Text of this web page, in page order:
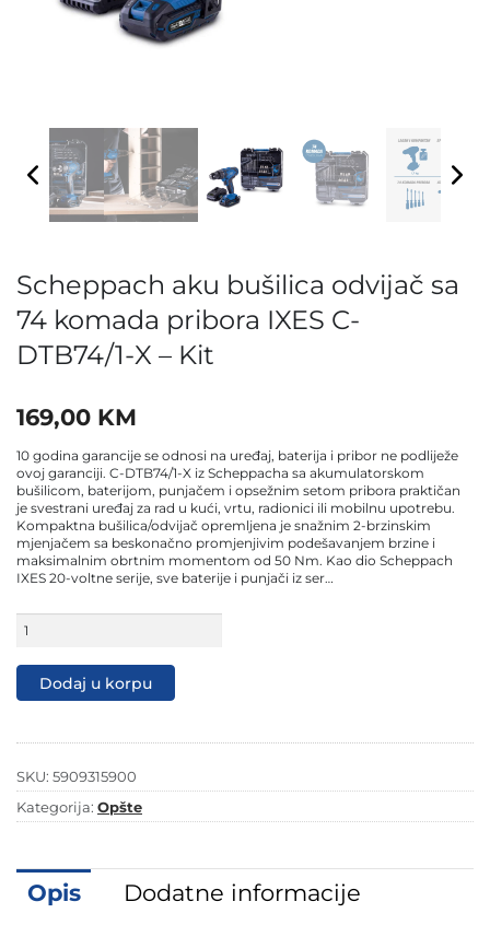
Scheppach aku bušilica odvijač sa
74 komada pribora IXES C-
DTB74/1-X – Kit
169,00 KM
10 godina garancije se odnosi na uređaj, baterija i pribor ne podliježe
ovoj garanciji. C-DTB74/1-X iz Scheppacha sa akumulatorskom
bušilicom, baterijom, punjačem i opsežnim setom pribora praktičan
je svestrani uređaj za rad u kući, vrtu, radionici ili mobilnu upotrebu.
Kompaktna bušilica/odvijač opremljena je snažnim 2-brzinskim
mjenjačem sa beskonačno promjenjivim podešavanjem brzine i
maksimalnim obrtnim momentom od 50 Nm. Kao dio Scheppach
IXES 20-voltne serije, sve baterije i punjači iz ser…
aku
odvijač
pribora
C-
DTB74/1-
X
količina
Dodaj u korpu
SKU: 5909315900
Kategorija: Opšte
Opis Dodatne informacije